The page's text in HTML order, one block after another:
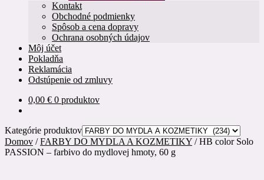
Kontakt
Obchodné podmienky
Spôsob a cena dopravy
Ochrana osobných údajov
Môj účet
Pokladňa
Reklamácia
Odstúpenie od zmluvy
0,00 € 0 produktov
Kategórie produktov
Domov /FARBY DO MYDLA A KOZMETIKY /HB color Solo
PASSION – farbivo do mydlovej hmoty, 60 g